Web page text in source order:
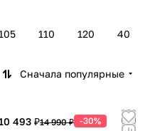
110 120 40
Сначала популярные
493 ₽14 990 ₽ -30%